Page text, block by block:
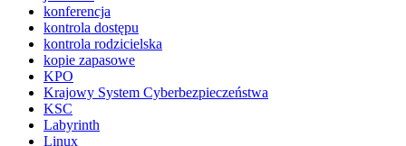
konferencja
kontrola dostępu
kontrola rodzicielska
kopie zapasowe
KPO
Krajowy System Cyberbezpieczeństwa
KSC
Labyrinth
Linux